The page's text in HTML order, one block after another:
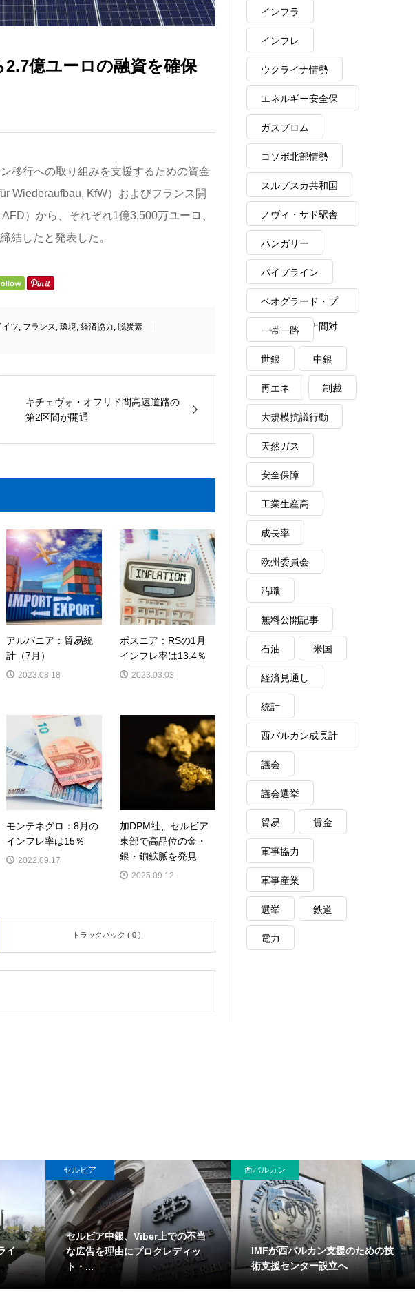
億ユーロの融資を確保
移行への取り組みを支援するための資金
Wiederaufbau, KfW）およびフランス開
）から、それぞれ1億3,500万ユーロ、
結したと発表した。
イツ フランス 環境 経済協力 脱炭素
キチェヴォ・オフリド間高速道路の
第2区間が開通
アルバニア：貿易統
計（7月）
2023.08.18
ボスニア：RSの1月
インフレ率は13.4％
2023.03.03
モンテネグロ：8月の
インフレ率は15％
2022.09.17
加DPM社、セルビア
東部で高品位の金・
銀・銅鉱脈を発見
2025.09.12
トラックバック ( 0 )
インフラ
インフレ
ウクライナ情勢
エネルギー安全保
障
ガスプロム
コソボ北部情勢
スルプスカ共和国
ノヴィ・サド駅舎
崩落事故
ハンガリー
パイプライン
ベオグラード・プ
リシュティナ間対
話
一帯一路
世銀 中銀
再エネ 制裁
大規模抗議行動
天然ガス
安全保障
工業生産高
成長率
欧州委員会
汚職
無料公開記事
石油 米国
経済見通し
統計
西バルカン成長計
画
議会
議会選挙
貿易 賃金
軍事協力
軍事産業
選挙 鉄道
電力
イ
セルビア
セルビア中銀、Viber上での不当
な広告を理由にプロクレディッ
ト・...
西バルカン
IMFが西バルカン支援のための技
術支援センター設立へ